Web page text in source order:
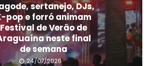
sertanejo, DJs,
pop e forró animam
Festival de Verão de
neste final
de semana
24/07/2026